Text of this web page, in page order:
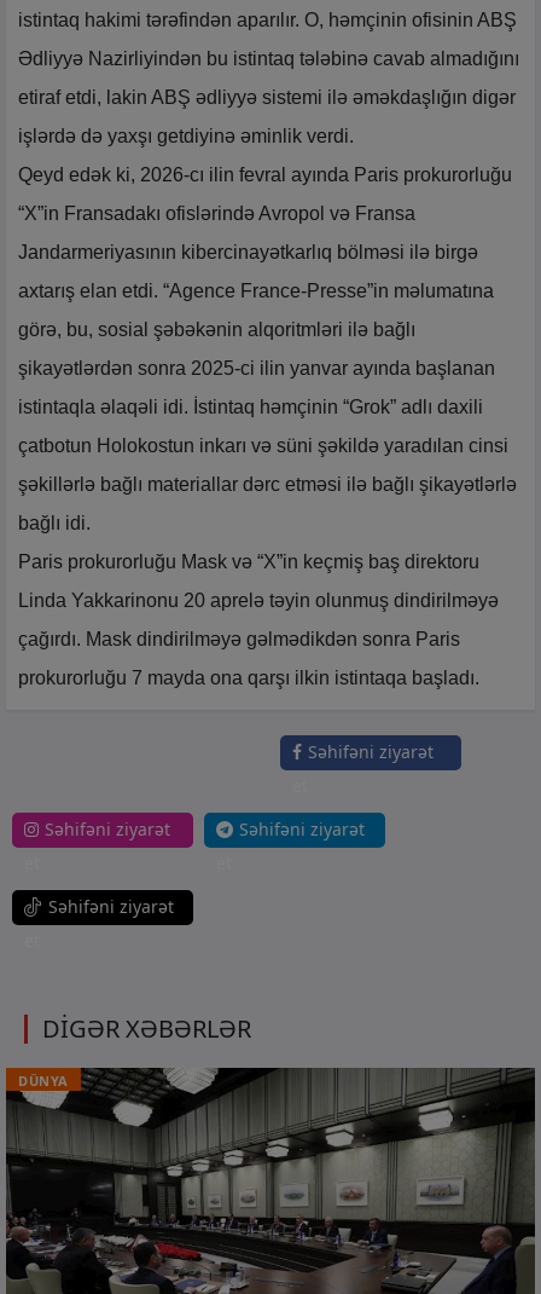
istintaq hakimi tərəfindən aparılır. O, həmçinin ofisinin ABŞ
Ədliyyə Nazirliyindən bu istintaq tələbinə cavab almadığını
etiraf etdi, lakin ABŞ ədliyyə sistemi ilə əməkdaşlığın digər
işlərdə də yaxşı getdiyinə əminlik verdi.
Qeyd edək ki, 2026-cı ilin fevral ayında Paris prokurorluğu
“X”in Fransadakı ofislərində Avropol və Fransa
Jandarmeriyasının kibercinayətkarlıq bölməsi ilə birgə
axtarış elan etdi. “Agence France-Presse”in məlumatına
görə, bu, sosial şəbəkənin alqoritmləri ilə bağlı
şikayətlərdən sonra 2025-ci ilin yanvar ayında başlanan
istintaqla əlaqəli idi. İstintaq həmçinin “Grok” adlı daxili
çatbotun Holokostun inkarı və süni şəkildə yaradılan cinsi
şəkillərlə bağlı materiallar dərc etməsi ilə bağlı şikayətlərlə
bağlı idi.
Paris prokurorluğu Mask və “X”in keçmiş baş direktoru
Linda Yakkarinonu 20 aprelə təyin olunmuş dindirilməyə
çağırdı. Mask dindirilməyə gəlmədikdən sonra Paris
prokurorluğu 7 mayda ona qarşı ilkin istintaqa başladı.
Səhifəni ziyarət
Səhifəni ziyarət
Səhifəni ziyarət
Səhifəni ziyarət
DİGƏR XƏBƏRLƏR
DÜNYA